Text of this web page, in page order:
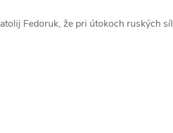
Fedoruk, že pri útokoch ruských síl